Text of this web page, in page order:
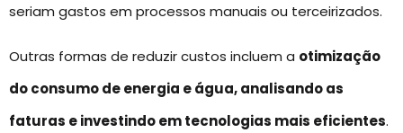
seriam gastos em processos manuais ou terceirizados.
Outras formas de reduzir custos incluem a otimização
do consumo de energia e água, analisando as
faturas e investindo em tecnologias mais eficientes.